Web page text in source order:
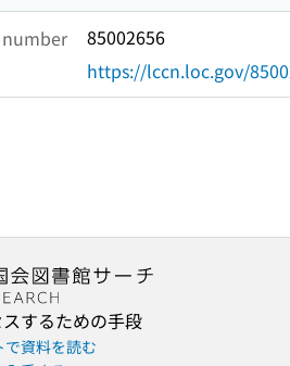
85002656
https://lccn.loc.gov/
するための手段
資料を読む